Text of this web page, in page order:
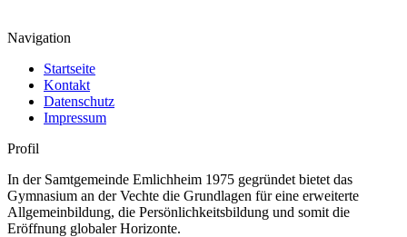
Navigation
Startseite
Kontakt
Datenschutz
Impressum
Profil
In der Samtgemeinde Emlichheim 1975 gegründet bietet das
Gymnasium an der Vechte die Grundlagen für eine erweiterte
Allgemeinbildung, die Persönlichkeitsbildung und somit die
Eröffnung globaler Horizonte.